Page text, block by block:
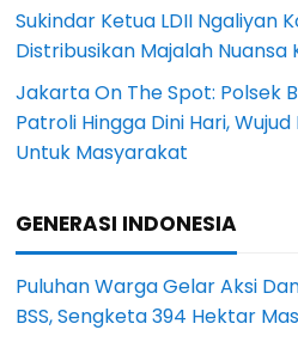
Sukindar Ketua LDII Ngaliyan
Distribusikan Majalah Nuansa
Jakarta On The Spot: Polsek
Patroli Hingga Dini Hari,
Untuk Masyarakat
GENERASI INDONESIA
Puluhan Warga Gelar Aksi
BSS, Sengketa 394 Hektar